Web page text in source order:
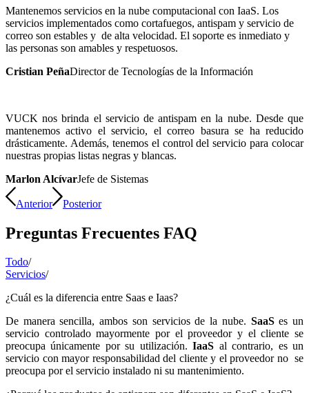
Mantenemos servicios en la nube computacional con IaaS. Los
servicios implementados como cortafuegos, antispam y servicio de
correo son estables y de alta velocidad. El soporte es inmediato y
las personas son amables y respetuosos.
Cristian PeñaDirector de Tecnologías de la Información
VUCK nos brinda el servicio de antispam en la nube. Desde que
mantenemos activo el servicio, el correo basura se ha reducido
drásticamente. Además, tenemos el control del servicio para colocar
nuestras propias listas negras y blancas.
Marlon AlcívarJefe de Sistemas
Anterior Posterior
Preguntas Frecuentes FAQ
Todo/
Servicios/
¿Cuál es la diferencia entre Saas e Iaas?
De manera sencilla, ambos son servicios de la nube. SaaSes un
servicio controlado mayormente por el proveedor y el cliente se
preocupa únicamente por su utilización.IaaS al contrario, es un
servicio con mayor responsabilidad del cliente y el proveedor no se
preocupa por el servicio instalado ni su mantenimiento.